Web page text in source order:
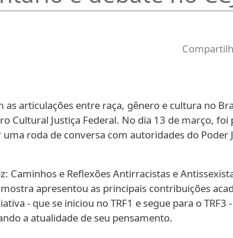
articulações entre raça, gênero e cultura no
Cultural Justiça Federal. No dia 13 de março, foi
roda de conversa com autoridades do Poder
Caminhos e Reflexões Antirracistas e
apresentou as principais contribuições
- que se iniciou no TRF1 e segue para o TRF3
a atualidade de seu pensamento.